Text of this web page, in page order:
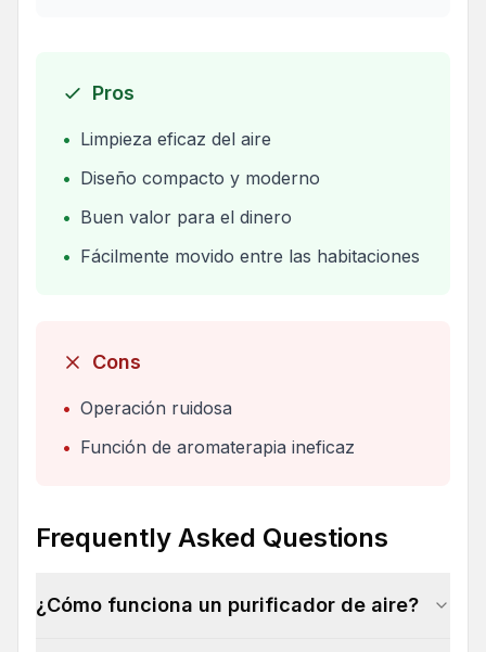
Pros
• Limpieza eficaz del aire
• Diseño compacto y moderno
• Buen valor para el dinero
• Fácilmente movido entre las habitaciones
Cons
• Operación ruidosa
• Función de aromaterapia ineficaz
Frequently Asked Questions
¿Cómo funciona un purificador de aire?